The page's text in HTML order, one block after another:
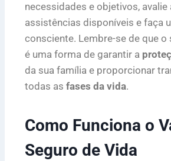
necessidades e objetivos,
assistências disponíveis e faça
consciente. Lembre-se de que o
é uma forma de garantir a
da sua família e proporcionar
todas as fases da vida.
Como Funciona o
Seguro de Vida